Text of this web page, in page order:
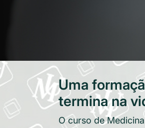
Uma
termina na
O curso de